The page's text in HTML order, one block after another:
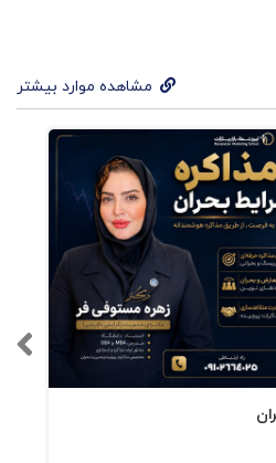
از این شبکه‌ها هم‌کُد
نیاز به منطق ندارد —
منتقل می‌شود.
«میان‌برهای
افراد را از تحلیل به باور
از آنها در طراحی برند،
حافظه‌ی
مشاهده موارد بیشتر